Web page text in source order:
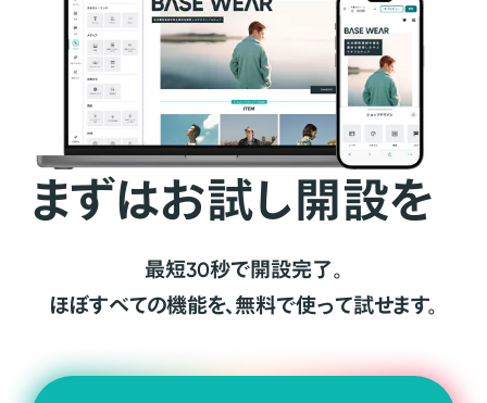
まずはお試し開設を
最短30秒で開設完了。
ほぼすべての機能を、無料で使って試せます。